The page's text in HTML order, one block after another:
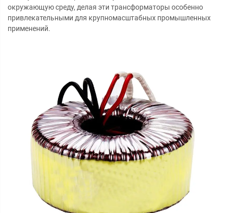
окружающую среду, делая эти трансформаторы особенно
привлекательными для крупномасштабных промышленных
применений.